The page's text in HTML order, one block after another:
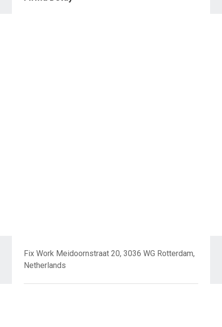
Fix Work Meidoornstraat 20, 3036 WG Rotterdam,
Netherlands